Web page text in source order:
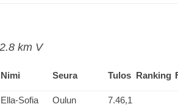
km V
Nimi Seura Tulos Ranking
Ella-Sofia
Oulun
7.46,1